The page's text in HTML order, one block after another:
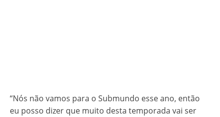
“Nós não vamos para o Submundo esse ano, então
eu posso dizer que muito desta temporada vai ser